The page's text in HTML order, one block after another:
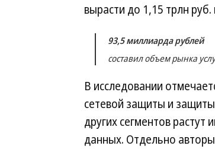
вырасти до 1,15 трлн
93,5 миллиарда рублей
составил объем рынка
В исследовании
сетевой защиты и
других сегментов
данных. Отдельно